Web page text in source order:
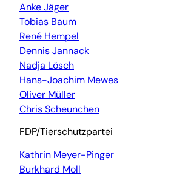
Anke Jäger
Tobias Baum
René Hempel
Dennis Jannack
Nadja Lösch
Hans-Joachim Mewes
Oliver Müller
Chris Scheunchen
FDP/Tierschutzpartei
Kathrin Meyer-Pinger
Burkhard Moll